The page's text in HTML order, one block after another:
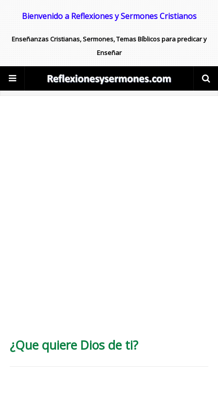
Bienvenido a Reflexiones y Sermones Cristianos
Enseñanzas Cristianas, Sermones, Temas Bíblicos para predicar y
Enseñar
¿Que quiere Dios de ti?